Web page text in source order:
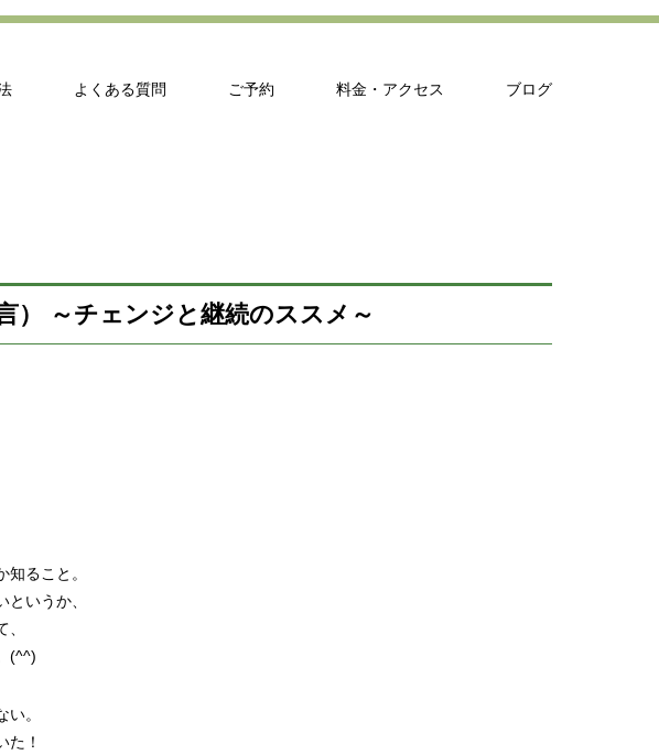
よくある質問 ご予約 料金・アクセス ブログ
） ～チェンジと継続のススメ～
ること。
いうか、
(^^)
。
た！